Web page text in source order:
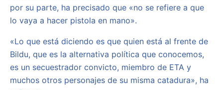
por su parte, ha precisado que «no se refiere a que
lo vaya a hacer pistola en mano».
«Lo que está diciendo es que quien está al frente de
Bildu, que es la alternativa política que conocemos,
es un secuestrador convicto, miembro de ETA y
muchos otros personajes de su misma catadura», ha